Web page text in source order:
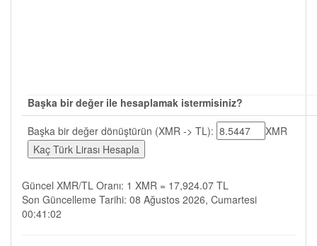
Başka bir değer ile hesaplamak istermisiniz?
Başka bir değer dönüştürün (XMR -> TL):
XMR
Güncel XMR/TL Oranı: 1 XMR = 17,924.07 TL
Son Güncelleme Tarihi: 08 Ağustos 2026, Cumartesi
00:41:02